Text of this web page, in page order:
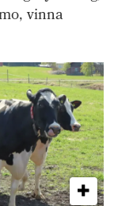
vinna